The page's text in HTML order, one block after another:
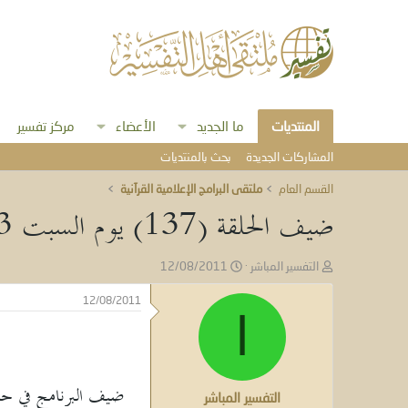
المنتديات ما الجديد الأعضاء مركز تفسير
المشاركات الجديدة بحث بالمنتديات
القسم العام ملتقى البرامج الإعلامية القرآنية
ضيف الحلقة (137) يوم السبت 13 رمضان 1432هـ
ب
ا
التفسير المباشر
ا
ر
ب
د
12/08/2011
التفسير المباشر
12/08/2011